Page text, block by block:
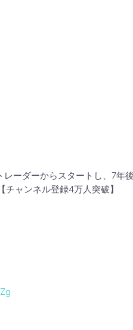
ーダーからスタートし、7
ャンネル登録4万人突破】